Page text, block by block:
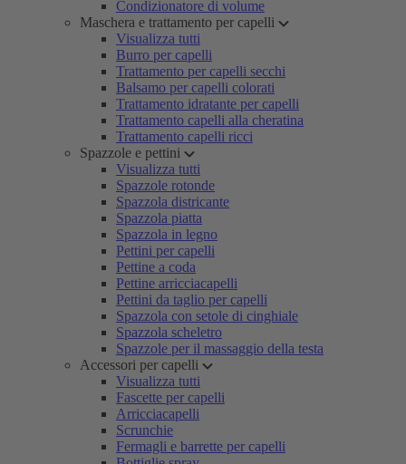
Condizionatore di volume
Maschera e trattamento per capelli
Visualizza tutti
Burro per capelli
Trattamento per capelli secchi
Balsamo per capelli colorati
Trattamento idratante per capelli
Trattamento capelli alla cheratina
Trattamento capelli ricci
Spazzole e pettini
Visualizza tutti
Spazzole rotonde
Spazzola districante
Spazzola piatta
Spazzola in legno
Pettini per capelli
Pettine a coda
Pettine arricciacapelli
Pettini da taglio per capelli
Spazzola con setole di cinghiale
Spazzola scheletro
Spazzole per il massaggio della testa
Accessori per capelli
Visualizza tutti
Fascette per capelli
Arricciacapelli
Scrunchie
Fermagli e barrette per capelli